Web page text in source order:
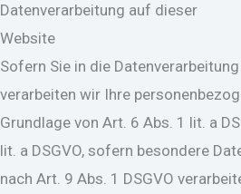
Datenverarbeitung auf dieser
Website
Sofern Sie in die
verarbeiten wir Ihre
Grundlage von Art. 6 Abs. 1 lit. a
lit. a DSGVO, sofern besondere
nach Art. 9 Abs. 1 DSGVO